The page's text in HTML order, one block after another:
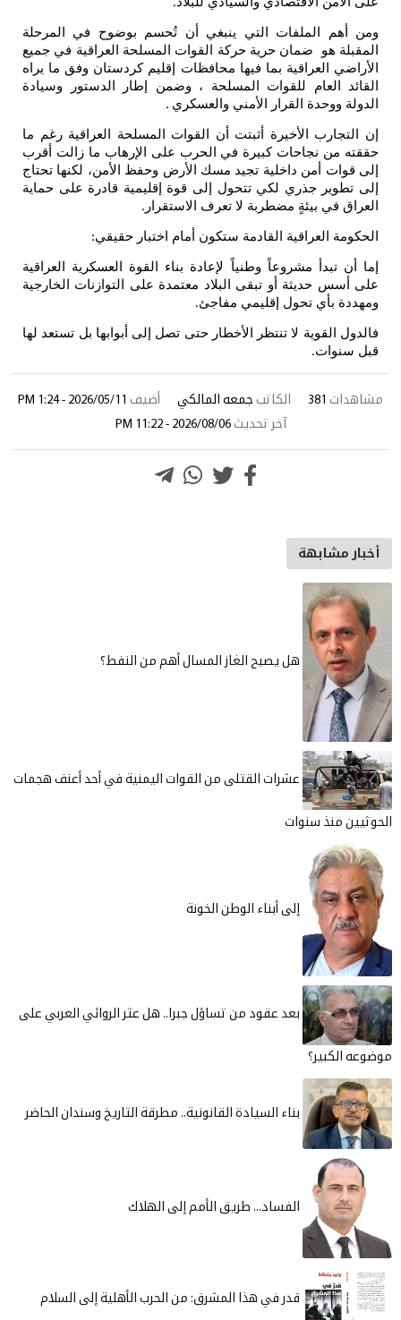
.
ومن أهم الملفات التي ينبغي أن تُحسم بوضوح في المرحلة
المقبلة هو ضمان حرية حركة القوات المسلحة العراقية في جميع
الأراضي العراقية بما فيها محافظات إقليم كردستان وفق ما يراه
القائد العام للقوات المسلحة ، وضمن إطار الدستور وسيادة
الدولة ووحدة القرار الأمني والعسكري .
إن التجارب الأخيرة أثبتت أن القوات المسلحة العراقية رغم ما
حققته من نجاحات كبيرة في الحرب على الإرهاب ما زالت أقرب
إلى قوات أمن داخلية تجيد مسك الأرض وحفظ الأمن، لكنها تحتاج
إلى تطوير جذري لكي تتحول إلى قوة إقليمية قادرة على حماية
العراق في بيئةٍ مضطربة لا تعرف الاستقرار .
الحكومة العراقية القادمة ستكون أمام اختبار حقيقي:
إما أن تبدأ مشروعاً وطنياً لإعادة بناء القوة العسكرية العراقية
على أسس حديثة أو تبقى البلاد معتمدة على التوازنات الخارجية
ومهددة بأي تحول إقليمي مفاجئ.
فالدول القوية لا تنتظر الأخطار حتى تصل إلى أبوابها بل تستعد لها
قبل سنوات.
مشاهدات 381 الكاتب جمعه المالكي أضيف 2026/05/11 - 1:24 PM
آخر تحديث 2026/08/06 - 11:22 PM
أخبار مشابهة
هل يصبح الغاز المسال أهم من النفط؟
عشرات القتلى من القوات اليمنية في أحد أعنف هجمات
الحوثيين منذ سنوات
إلى أبناء الوطن الخونة
بعد عقود من تساؤل جبرا.. هل عثر الروائي العربي على
موضوعه الكبير؟
بناء السيادة القانونية.. مطرقة التاريخ وسندان الحاضر
الفساد... طريق الأمم إلى الهلاك
قدر في هذا المشرق: من الحرب الأهلية إلى السلام